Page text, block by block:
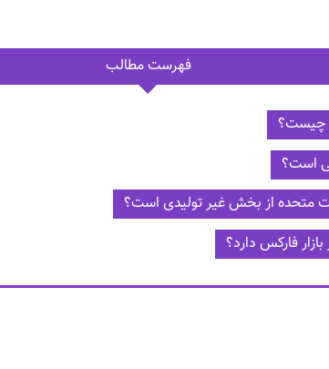
فهرست مطالب
متحده از بخش غیر تولیدی است؟
فارکس دارد؟